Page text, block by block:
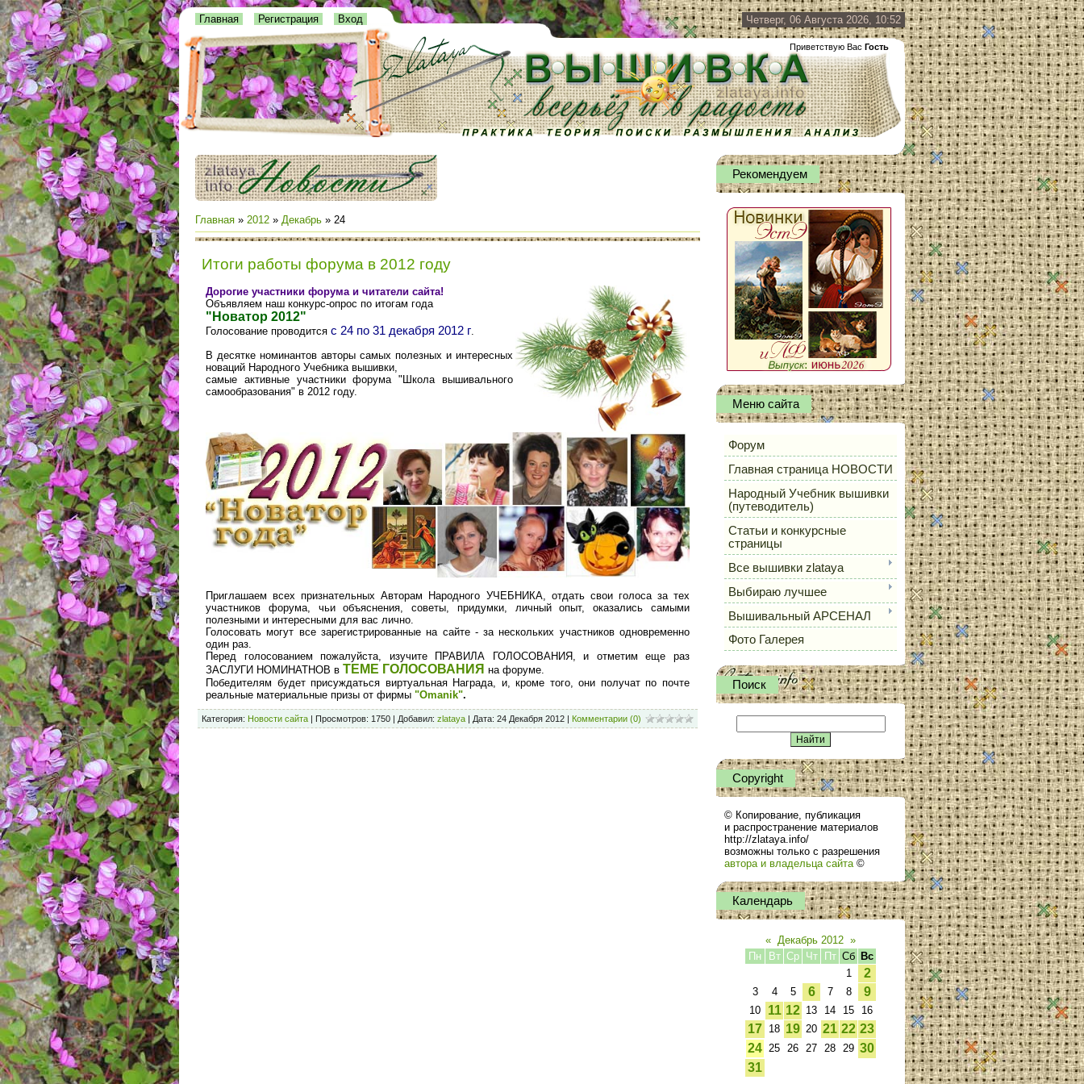
Четверг, 06 Августа 2026, 10:52
Приветствую Вас Гость
Главная Регистрация Вход
Главная » 2012 » Декабрь » 24
Итоги работы форума в 2012 году
Дорогие участники форума и читатели сайта!
Объявляем наш конкурс-опрос по итогам года
"Новатор 2012"
Голосование проводится с 24 по 31 декабря 2012 г.
В десятке номинантов авторы самых полезных и интересных
новаций Народного Учебника вышивки,
самые активные участники форума "Школа вышивального
самообразования" в 2012 году.
Приглашаем всех признательных Авторам Народного УЧЕБНИКА, отдать свои голоса за тех
участников форума, чьи объяснения, советы, придумки, личный опыт, оказались самыми
полезными и интересными для вас лично.
Голосовать могут все зарегистрированные на сайте - за нескольких участников одновременно
один раз.
Перед голосованием пожалуйста, изучите ПРАВИЛА ГОЛОСОВАНИЯ, и отметим еще раз
ЗАСЛУГИ НОМИНАТНОВ в ТЕМЕ ГОЛОСОВАНИЯ на форуме.
Победителям будет присуждаться виртуальная Награда, и, кроме того, они получат по почте
реальные материальные призы от фирмы "Omanik".
Категория: Новости сайта | Просмотров: 1750 | Добавил: zlatayа | Дата: 24 Декабря 2012 | Комментарии (0)
Рекомендуем
Меню сайта
Форум
Главная страница НОВОСТИ
Народный Учебник вышивки
(путеводитель)
Статьи и конкурсные
страницы
Все вышивки zlataya
Выбираю лучшее
Вышивальный АРСЕНАЛ
Фото Галерея
Поиск
Сopyright
© Копирование, публикация
и распространение материалов
http://zlataya.info/
возможны только с разрешения
автора и владельца сайта©
Календарь
« Декабрь 2012 »
Пн
Вт Ср Чт Пт Сб Вс
1
2
3 4 5 6 7 8 9
10 11 12 13 14 15 16
17 18 19 20 21 22 23
24 25 26 27 28 29 30
31